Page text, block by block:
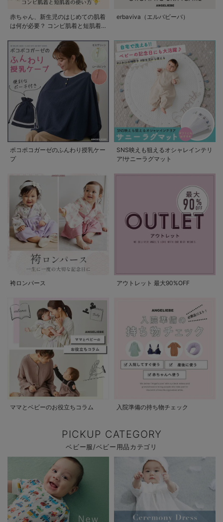
赤ちゃん、新生児のはじめての肌着
は何が必要？ コンビ肌着と短肌着
erbaviva（エルバビーバ）
ポコポコガーゼのふんわり授乳ケー
プ
SNS映えも狙えるオシャレインテリ
ア!サニーラグマット
袴ロンパース アウトレット 最大90%OFF
ママとベビーのお役立ちコラム 入院準備の持ち物チェック
PICKUP CATEGORY
ベビー服/ベビー用品カテゴリ